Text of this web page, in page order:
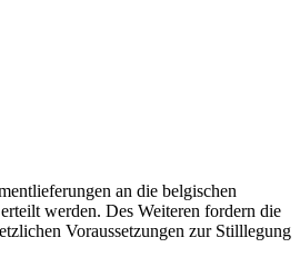
an die belgischen
werden. Des Weiteren fordern die
Voraussetzungen zur Stilllegung